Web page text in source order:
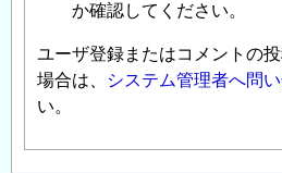
か確認してください。
ユーザ登録またはコメントの
場合は、
システム管理者へ問
い。